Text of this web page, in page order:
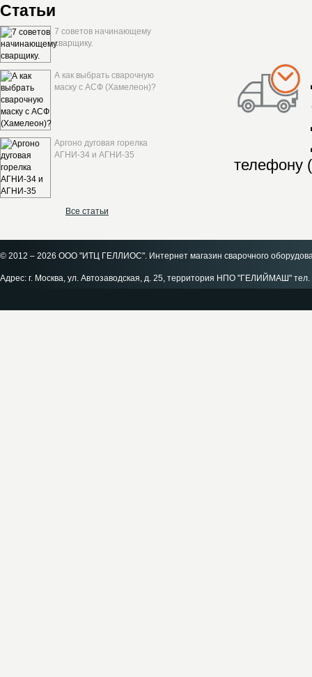
Статьи
7 советов начинающему
сварщику.
А как выбрать сварочную
маску с АСФ (Хамелеон)?
Аргоно дуговая горелка
АГНИ-34 и АГНИ-35
Все статьи
телефону
© 2012 – 2026 ООО "ИТЦ ГЕЛЛИОС". Интернет магазин сварочного
Адрес: г. Москва, ул. Автозаводская, д. 25, территория НПО "ГЕЛИЙМАШ"